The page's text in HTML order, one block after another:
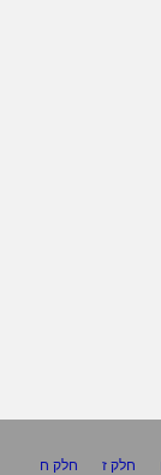
חלק ז
חלק ח